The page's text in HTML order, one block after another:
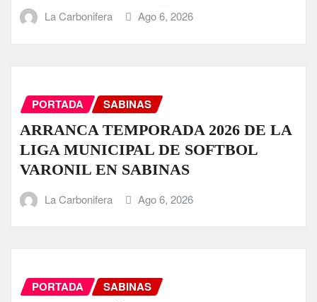
La Carbonifera Ago 6, 2026
PORTADA SABINAS
ARRANCA TEMPORADA 2026 DE LA
LIGA MUNICIPAL DE SOFTBOL
VARONIL EN SABINAS
La Carbonifera Ago 6, 2026
PORTADA SABINAS